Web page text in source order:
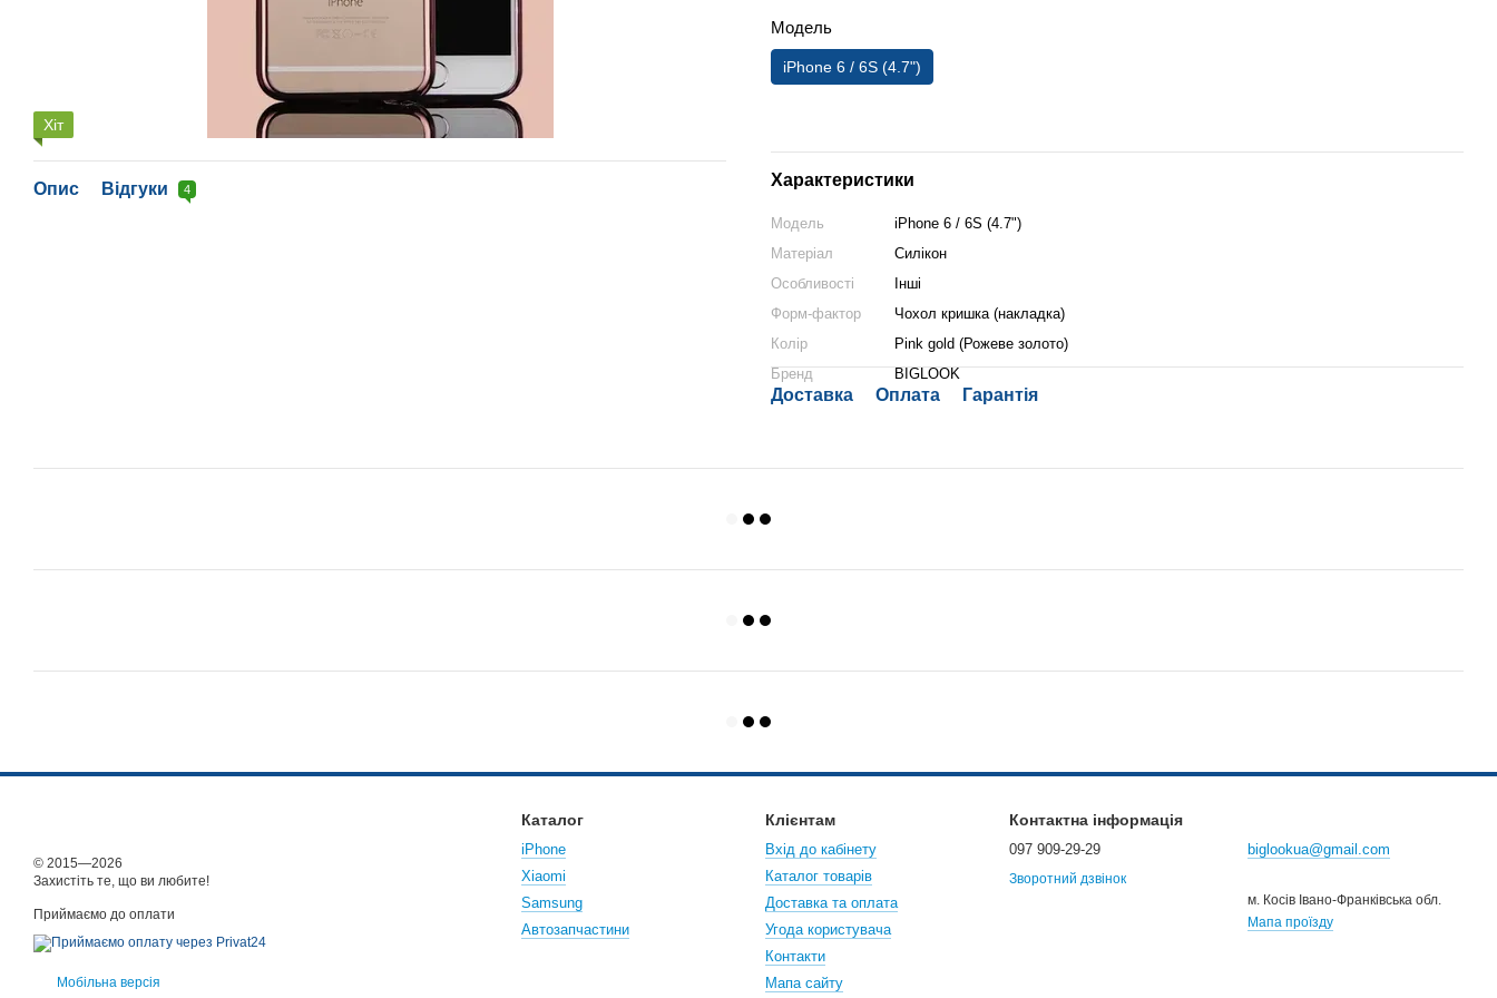
Хіт
Опис Відгуки 4
Модель
iPhone 6 / 6S (4.7")
Характеристики
Модель
iPhone 6 / 6S (4.7")
Матеріал
Силікон
Особливості
Інші
Форм-фактор
Чохол кришка (накладка)
Колір
Pink gold (Рожеве золото)
Бренд
BIGLOOK
Доставка Оплата Гарантія
© 2015—2026
Захистіть те, що ви любите!
Приймаємо до оплати
Мобільна версія
Каталог
iPhone
Xiaomi
Samsung
Автозапчастини
Клієнтам
Вхід до кабінету
Каталог товарів
Доставка та оплата
Угода користувача
Контакти
Мапа сайту
Контактна інформація
097 909-29-29
Зворотний дзвінок
biglookua@gmail.com
м. Косів Івано-Франківська обл.
Мапа проїзду